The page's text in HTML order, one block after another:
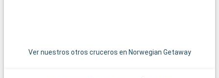
Ver nuestros otros cruceros en Norwegian Getaway